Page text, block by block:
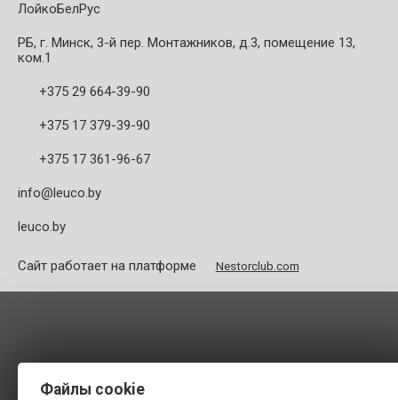
ЛойкоБелРус
РБ, г. Минск, 3-й пер. Монтажников, д.3, помещение 13,
ком.1
+375 29 664-39-90
+375 17 379-39-90
+375 17 361-96-67
info@leuco.by
leuco.by
Сайт работает на платформе Nestorclub.com
Файлы cookie